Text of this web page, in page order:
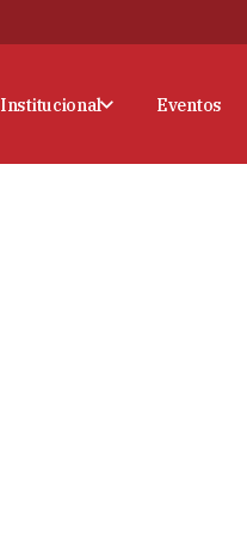
Institucional Eventos